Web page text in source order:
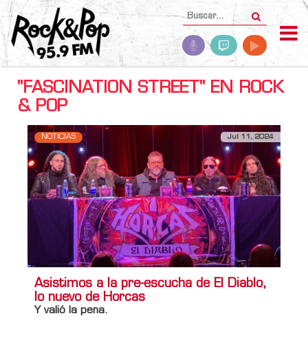
"FASCINATION STREET" EN ROCK
& POP
NOTICIAS Jul 11, 2024
Asistimos a la pre-escucha de El Diablo,
lo nuevo de Horcas
Y valió la pena.